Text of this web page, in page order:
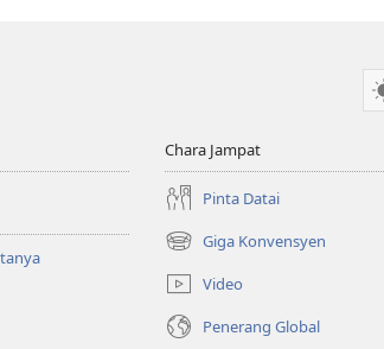
Chara Jampat
Pinta Datai
Giga Konvensyen
(opens
new
window)
Video
Penerang Global